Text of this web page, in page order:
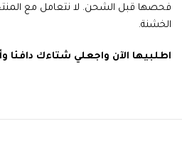
فحصها قبل الشحن. لا نتعامل مع
الخشنة.
اطلبيها الآن واجعلي شتاءك دافئا